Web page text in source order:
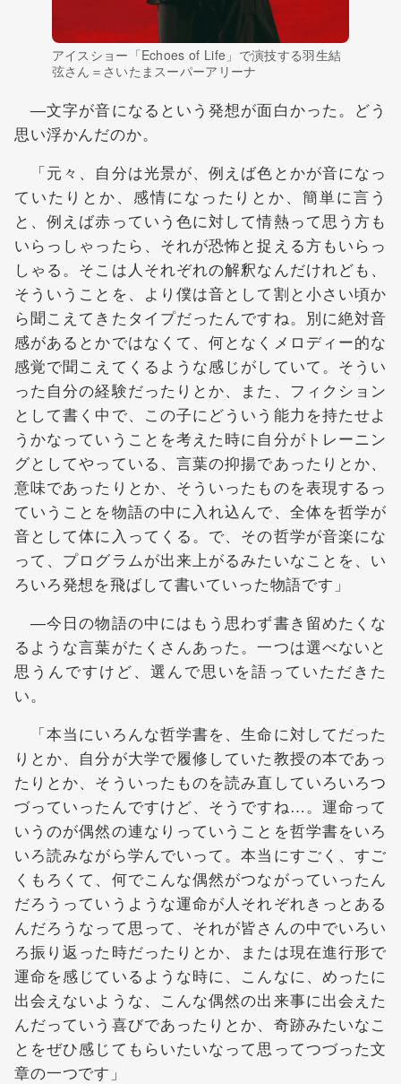
アイスショー「Echoes of Life」で演技する羽生結
弦さん＝さいたまスーパーアリーナ
―文字が音になるという発想が面白かった。どう
思い浮かんだのか。
「元々、自分は光景が、例えば色とかが音になっ
ていたりとか、感情になったりとか、簡単に言う
と、例えば赤っていう色に対して情熱って思う方も
いらっしゃったら、それが恐怖と捉える方もいらっ
しゃる。そこは人それぞれの解釈なんだけれども、
そういうことを、より僕は音として割と小さい頃か
ら聞こえてきたタイプだったんですね。別に絶対音
感があるとかではなくて、何となくメロディー的な
感覚で聞こえてくるような感じがしていて。そうい
った自分の経験だったりとか、また、フィクション
として書く中で、この子にどういう能力を持たせよ
うかなっていうことを考えた時に自分がトレーニン
グとしてやっている、言葉の抑揚であったりとか、
意味であったりとか、そういったものを表現するっ
ていうことを物語の中に入れ込んで、全体を哲学が
音として体に入ってくる。で、その哲学が音楽にな
って、プログラムが出来上がるみたいなことを、い
ろいろ発想を飛ばして書いていった物語です」
―今日の物語の中にはもう思わず書き留めたくな
るような言葉がたくさんあった。一つは選べないと
思うんですけど、選んで思いを語っていただきた
い。
「本当にいろんな哲学書を、生命に対してだった
りとか、自分が大学で履修していた教授の本であっ
たりとか、そういったものを読み直していろいろつ
づっていったんですけど、そうですね…。運命って
いうのが偶然の連なりっていうことを哲学書をいろ
いろ読みながら学んでいって。本当にすごく、すご
くもろくて、何でこんな偶然がつながっていったん
だろうっていうような運命が人それぞれきっとある
んだろうなって思って、それが皆さんの中でいろい
ろ振り返った時だったりとか、または現在進行形で
運命を感じているような時に、こんなに、めったに
出会えないような、こんな偶然の出来事に出会えた
んだっていう喜びであったりとか、奇跡みたいなこ
とをぜひ感じてもらいたいなって思ってつづった文
章の一つです」